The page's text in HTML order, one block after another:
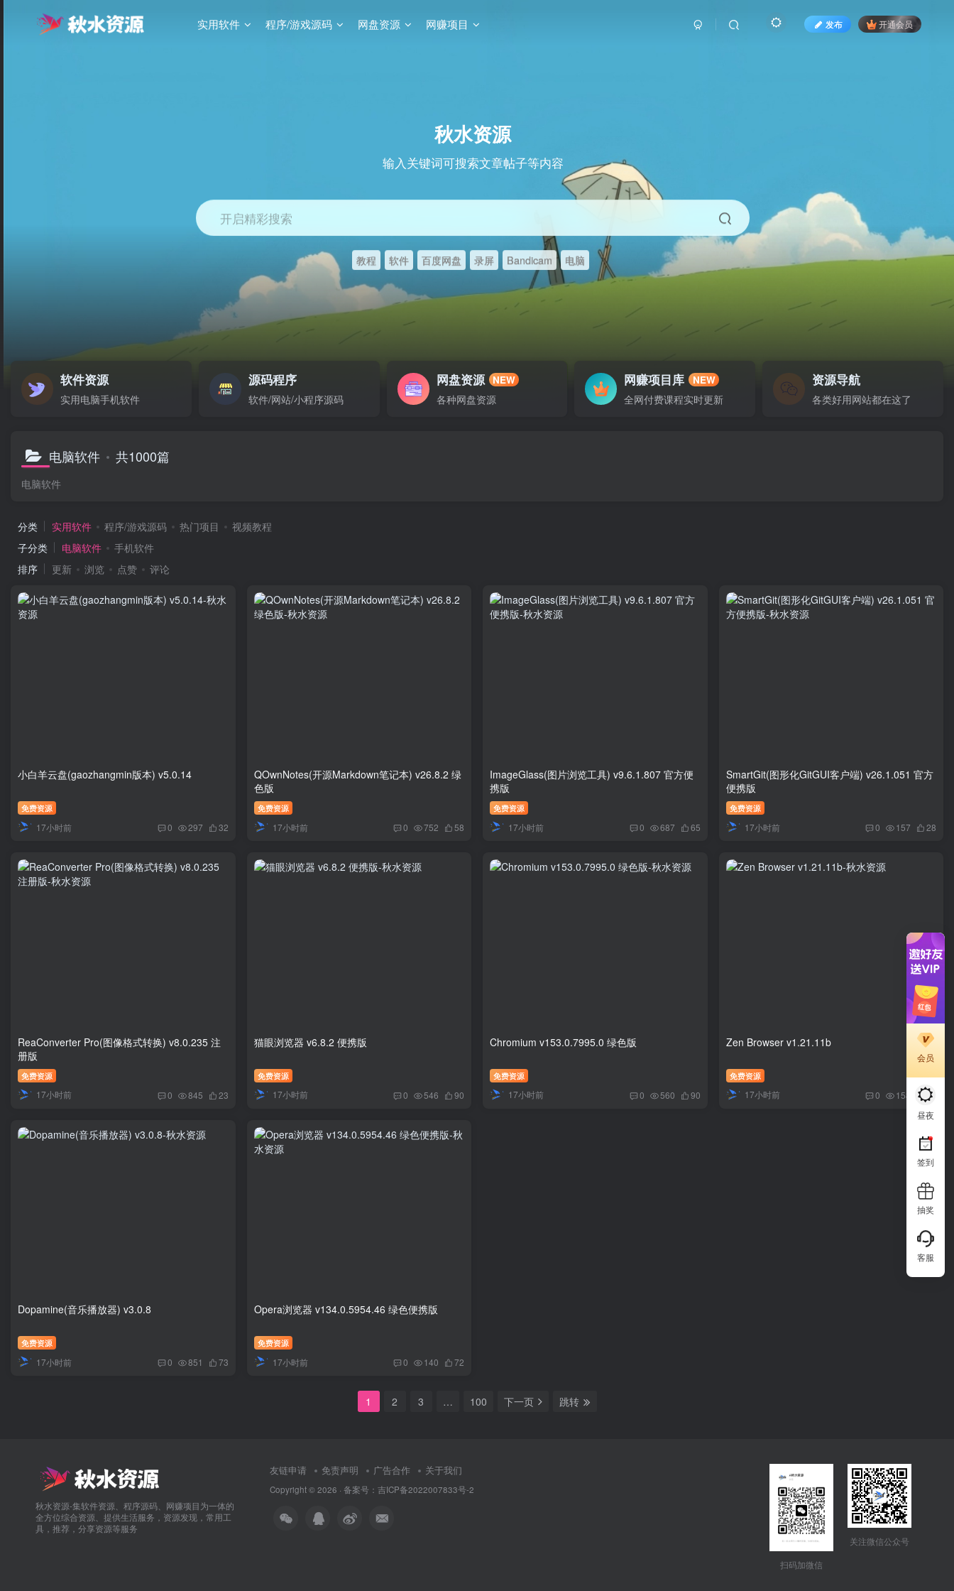
实用软件 程序/游戏源码 网盘资源 网赚项目 发布 开通会员
秋水资源
输入关键词可搜索文章帖子等内容
开启精彩搜索
教程 软件 百度网盘 录屏 Bandicam 电脑
软件资源
实用电脑手机软件
源码程序
软件/网站/小程序源码
网盘资源 NEW
各种网盘资源
网赚项目库 NEW
全网付费课程实时更新
资源导航
各类好用网站都在这了
电脑软件 共1000篇
电脑软件
分类 实用软件 程序/游戏源码 热门项目
视频教程
子分类
电脑软件
手机软件
排序
更新 浏览 点赞 评论
小白羊云盘(gaozhangmin版本) v5.0.14
免费资源
17小时前 0 297 32
QOwnNotes(开源Markdown笔记本) v26.8.2 绿
色版
免费资源
17小时前 0 752 58
ImageGlass(图片浏览工具) v9.6.1.807 官方便
携版
免费资源
17小时前 0 687 65
SmartGit(图形化GitGUI客户端) v26.1.051 官方
便携版
免费资源
17小时前 0 157 28
ReaConverter Pro(图像格式转换) v8.0.235 注
册版
免费资源
17小时前 0 845 23
猫眼浏览器 v6.8.2 便携版
免费资源
17小时前 0 546 90
Chromium v153.0.7995.0 绿色版
免费资源
17小时前 0 560 90
Zen Browser v1.21.11b
免费资源
17小时前 0 158 83
Dopamine(音乐播放器) v3.0.8
免费资源
17小时前 0 851 73
Opera浏览器 v134.0.5954.46 绿色便携版
免费资源
17小时前 0 140 72
1 2 3 … 100 下一页 跳转
秋水资源-集软件资源、程序源码、网赚项目为一体的
全方位综合资源、提供生活服务，资源发现，常用工
具，推荐，分享资源等服务
友链申请 免责声明 广告合作 关于我们
Copyright © 2026 · 备案号：吉ICP备2022007833号-2
扫码加微信
关注微信公众号
会员
昼夜
签到
抽奖
客服